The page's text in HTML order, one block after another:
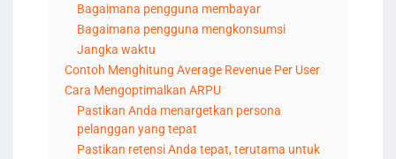
Bagaimana pengguna membayar
Bagaimana pengguna mengkonsumsi
Jangka waktu
Contoh Menghitung Average Revenue Per User
Cara Mengoptimalkan ARPU
Pastikan Anda menargetkan persona
pelanggan yang tepat
Pastikan retensi Anda tepat, terutama untuk